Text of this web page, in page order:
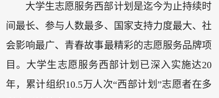
大学生志愿服务西部计划是迄今为止持续时
间最长、参与人数最多、国家支持力度最大、社
会影响最广、青春故事最精彩的志愿服务品牌项
目。大学生志愿服务西部计划已深入实施达20
年，累计组织10.5万人次“西部计划”志愿者在多